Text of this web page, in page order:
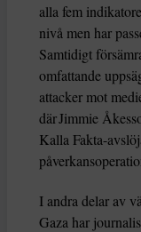
alla fem
nivå men har
Samtidigt
omfattande
attacker mot
där Jimmie
Kalla Fakta-
I andra delar av
Gaza har